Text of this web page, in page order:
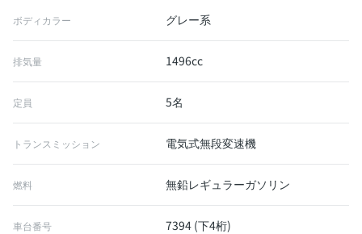
ボディカラー グレー系
排気量 1496cc
定員 5名
トランスミッション 電気式無段変速機
燃料 無鉛レギュラーガソリン
車台番号 7394 (下4桁)